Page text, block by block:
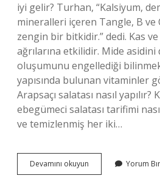
iyi gelir? Turhan, “Kalsiyum,
mineralleri içeren Tangle, B ve
zengin bir bitkidir.” dedi. Kas
ağrılarına etkilidir. Mide
oluşumunu engellediği
yapısında bulunan vitaminler
Arapsaçı salatası nasıl
ebegümeci salatası tarifimi
ve temizlenmiş her iki…
Devamını okuyun Arapsaçı
Otundan
Yorum